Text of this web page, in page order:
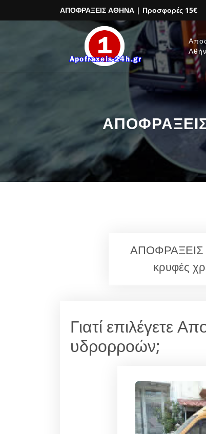
ΑΠΟΦΡΑΞΕΙΣ ΑΘΗΝΑ | Προσφορές 15€
ΑΠΟΦΡΑΞΕΙΣ
κρυφές
Γιατί επιλέγετε
υδρορροών;